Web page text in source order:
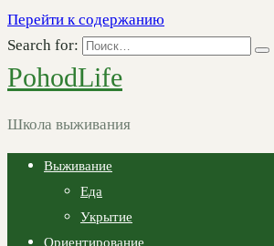
Перейти к содержанию
Search for:
PohodLife
Школа выживания
Выживание
Еда
Укрытие
Ориентирование